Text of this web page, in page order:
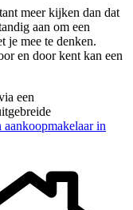
meer kijken dan dat
aan om een
je mee te denken.
en door kent kan een
een
in